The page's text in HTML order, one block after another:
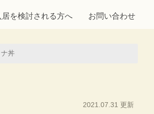
居を検討される方へ お問い合わせ
丼
2021.07.31 更新